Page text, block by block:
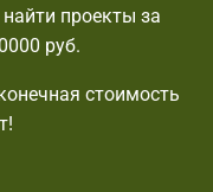
проекты за
руб.
стоимость